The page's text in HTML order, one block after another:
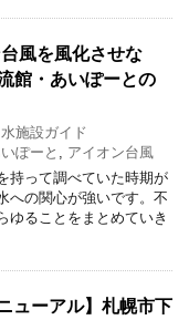
風を風化させな
館・あいぽーとの
施設ガイド
ぽーと
アイオン台風
持って調べていた時期が
への関心が強いです。不
ゆることをまとめていき
ューアル】札幌市下